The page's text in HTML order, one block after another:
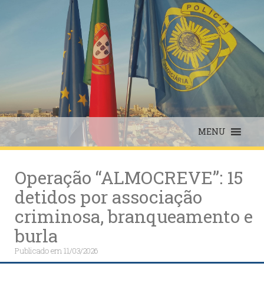
MENU
Operação “ALMOCREVE”: 15
detidos por associação
criminosa, branqueamento e
burla
Publicado em11/03/2026